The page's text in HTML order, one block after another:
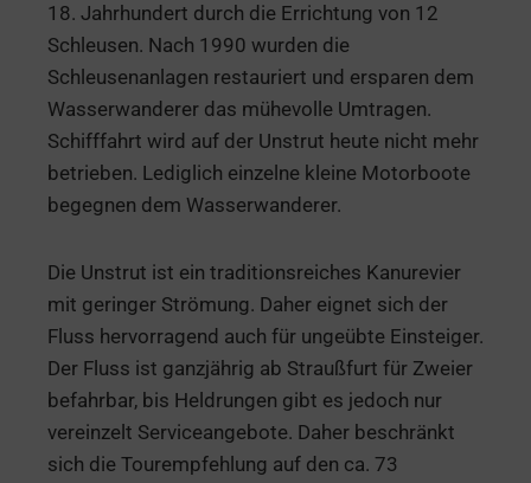
18. Jahrhundert durch die Errichtung von 12
Schleusen. Nach 1990 wurden die
Schleusenanlagen restauriert und ersparen dem
Wasserwanderer das mühevolle Umtragen.
Schifffahrt wird auf der Unstrut heute nicht mehr
betrieben. Lediglich einzelne kleine Motorboote
begegnen dem Wasserwanderer.
Die Unstrut ist ein traditionsreiches Kanurevier
mit geringer Strömung. Daher eignet sich der
Fluss hervorragend auch für ungeübte Einsteiger.
Der Fluss ist ganzjährig ab Straußfurt für Zweier
befahrbar, bis Heldrungen gibt es jedoch nur
vereinzelt Serviceangebote. Daher beschränkt
sich die Tourempfehlung auf den ca. 73